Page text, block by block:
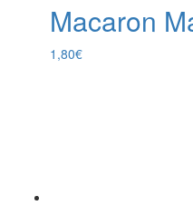
Macaron
1,80€